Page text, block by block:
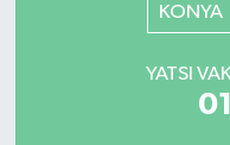
KONYA
YATSI
Biyografiler
Tüm Manşetler
Son Dakika